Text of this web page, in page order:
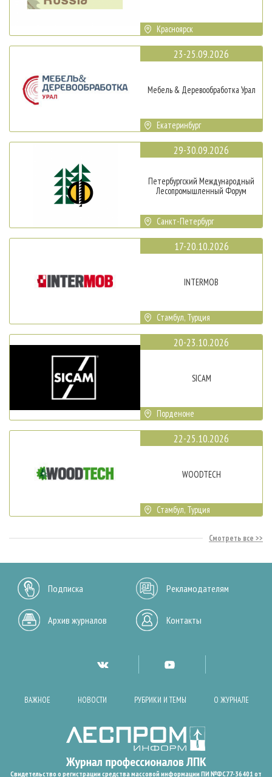
Красноярск
23-25.09.2026
Мебель & Деревообработка Урал
Екатеринбург
29-30.09.2026
Петербургский Международный
Лесопромышленный Форум
Санкт-Петербург
17-20.10.2026
INTERMOB
Стамбул, Турция
20-23.10.2026
SICAM
Порденоне
22-25.10.2026
WOODTECH
Стамбул, Турция
Смотреть все
Подписка Рекламодателям
Архив журналов Контакты
ВАЖНОЕ НОВОСТИ РУБРИКИ И ТЕМЫ О ЖУРНАЛЕ
Свидетельство о регистрации средства массовой информации ПИ №ФС77-36401 от